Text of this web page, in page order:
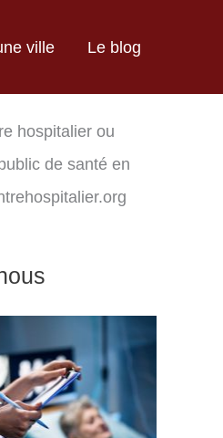
ville Le blog
hospitalier ou
de santé en